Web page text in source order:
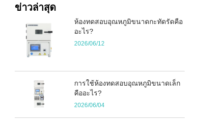
ข่าวล่าสุด
ห้องทดสอบอุณหภูมิขนาดกะทัดรัดคือ
อะไร?
2026/06/12
การใช้ห้องทดสอบอุณหภูมิขนาดเล็ก
คืออะไร?
2026/06/04